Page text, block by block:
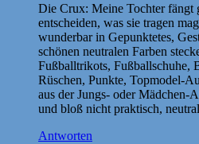
Die Crux: Meine Tochter fängt
entscheiden, was sie tragen
wunderbar in Gepunktetes,
schönen neutralen Farben
Fußballtrikots, Fußballschuhe,
Rüschen, Punkte, Topmodel-
aus der Jungs- oder Mädchen-
und bloß nicht praktisch,
Antworten